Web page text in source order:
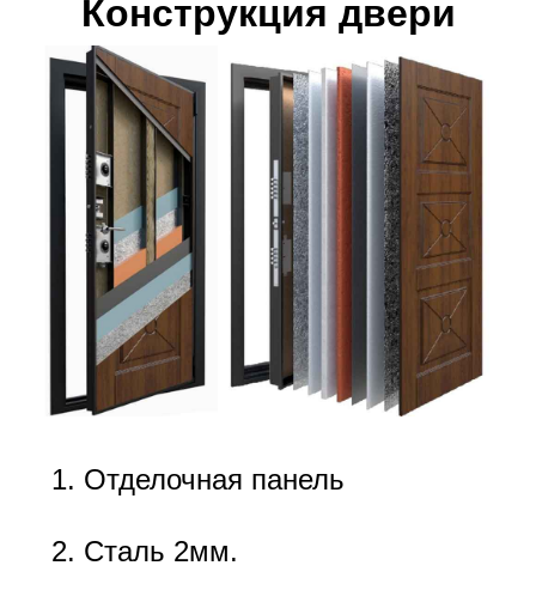
Конструкция двери
Отделочная панель
Сталь 2мм.